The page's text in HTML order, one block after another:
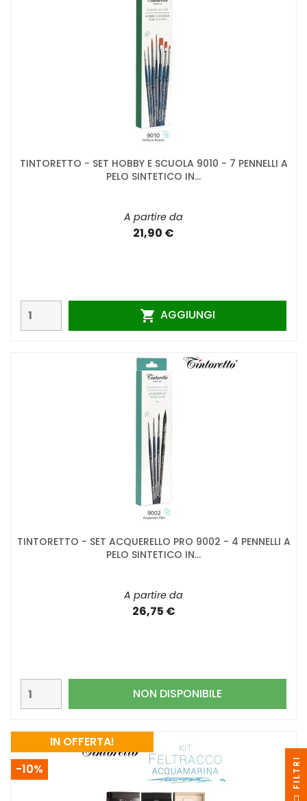
TINTORETTO - SET HOBBY E SCUOLA 9010 - 7 PENNELLI A
PELO SINTETICO IN...
A partire da
21,90 €
 AGGIUNGI
TINTORETTO - SET ACQUERELLO PRO 9002 - 4 PENNELLI A
PELO SINTETICO IN...
A partire da
26,75 €
NON DISPONIBILE
IN OFFERTA!
-10%
I